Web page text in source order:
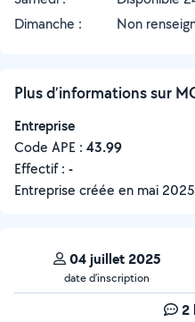
Dimanche :
Non
Plus d’informations sur
Entreprise
Code APE : 43.99
Effectif : -
Entreprise créée en mai 2025
04 juillet 2025
date d’inscription
2